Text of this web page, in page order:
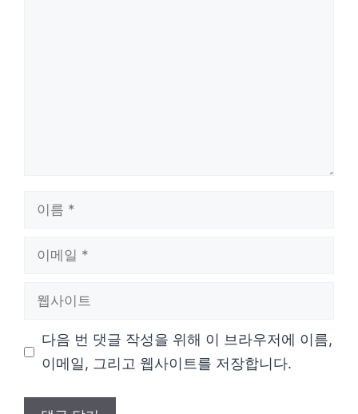
다음 번 댓글 작성을 위해 이 브라우저에 이름,
이메일, 그리고 웹사이트를 저장합니다.